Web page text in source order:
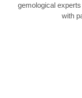
gemological
with